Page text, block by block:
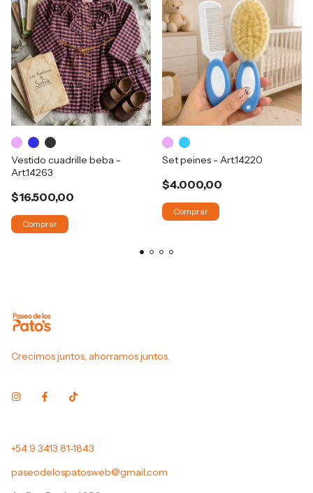
Vestido cuadrille beba -
Art.14263
$16.500,00
Comprar
Set peines - Art.14220
$4.000,00
Comprar
Crecimos juntos, ahorramos juntos.
+54 9 3413 81-1843
paseodelospatosweb@gmail.com